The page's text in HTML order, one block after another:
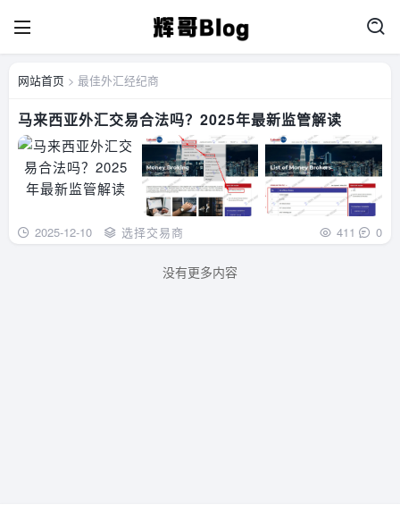
网站首页 > 最佳外汇经纪商
马来西亚外汇交易合法吗？2025年最新监管解读
2025-12-10 选择交易商 411 0
没有更多内容